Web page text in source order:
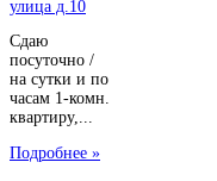
Сдаю
посуточно /
на сутки и по
часам 1-комн.
квартиру,...
Подробнее »